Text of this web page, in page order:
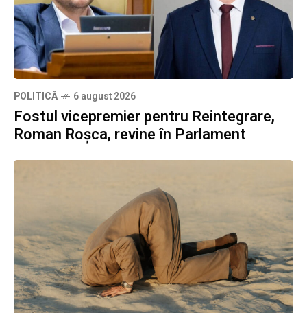
POLITICĂ 6 august 2026
Fostul vicepremier pentru Reintegrare,
Roman Roșca, revine în Parlament